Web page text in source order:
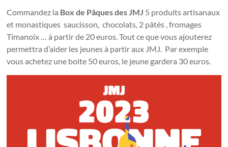
Commandez la Box de Pâques des JMJ 5 produits artisanaux
et monastiques saucisson, chocolats, 2 pâtés , fromages
Timanoix … à partir de 20 euros. Tout ce que vous ajouterez
permettra d’aider les jeunes à partir aux JMJ. Par exemple
vous achetez une boite 50 euros, le jeune gardera 30 euros.